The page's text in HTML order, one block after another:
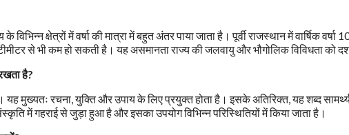
क्षेत्रों में वर्षा की मात्रा में बहुत अंतर पाया जाता है। पूर्वी राजस्थान में वार्षिक वर्षा
से भी कम हो सकती है। यह असमानता राज्य की जलवायु और भौगोलिक विविधता को
है?
यह मुख्यतः रचना, युक्ति और उपाय के लिए प्रयुक्त होता है। इसके अतिरिक्त, यह शब्द
में गहराई से जुड़ा हुआ है और इसका उपयोग विभिन्न परिस्थितियों में किया जाता है।